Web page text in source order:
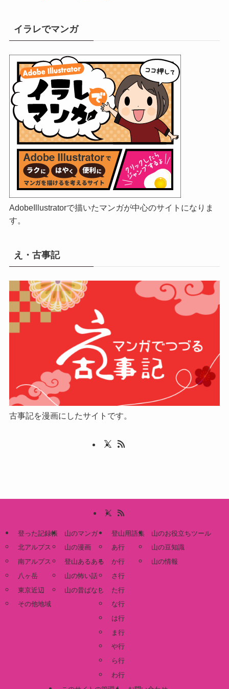
イラレでマンガ
AdobeIllustratorで描いたマンガが中心のサイトになりま
す。
え・古事記
古事記を漫画にしたサイトです。
登った記録帳
北アルプス
南アルプス
八ヶ岳
東京近辺
その他地域
山のマンガ
山の漫画
登山あるある
山の怖い話
山の昔ばなし
登山用語集
あ行
か行
さ行
た行
な行
は行
ま行
や行
ら行
わ行
山のお役立ちツール
山の豆知識
山の情報